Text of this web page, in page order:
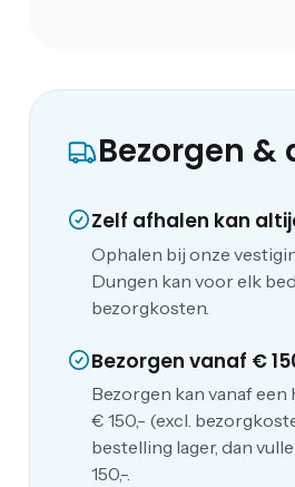
Bezorgen &
Zelf afhalen kan
Ophalen bij onze
Dungen kan voor elk
bezorgkosten.
Bezorgen vanaf €
Bezorgen kan vanaf een
€ 150,- (excl.
bestelling lager, dan
150,-.